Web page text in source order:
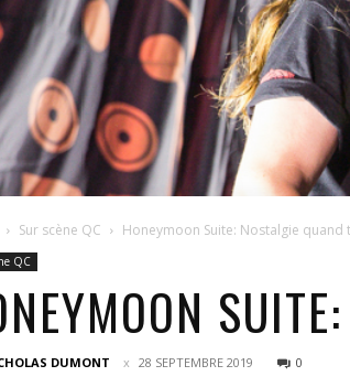
Sur scène QC Honeymoon Suite: Nostalgie quand
QC
DUMONT 28 SEPTEMBRE 2019 0